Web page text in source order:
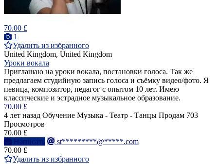
70.00 £
1
Удалить из избранного
United Kingdom, United Kingdom
Уроки вокала
Приглашаю на уроки вокала, постановки голоса. Так же
предлагаем студийную запись голоса и съёмку видео/фото. Я
певица, композитор, педагог с опытом 10 лет. Имею
классические и эстрадное музыкальное образование.
70.00 £
4 лет назад Обучение Музыка - Театр - Танцы Продам 703
Просмотров
70.00 £
Написать
st*********@*****.com
70.00 £
Удалить из избранного